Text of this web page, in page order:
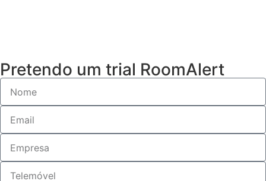
Pretendo um trial RoomAlert